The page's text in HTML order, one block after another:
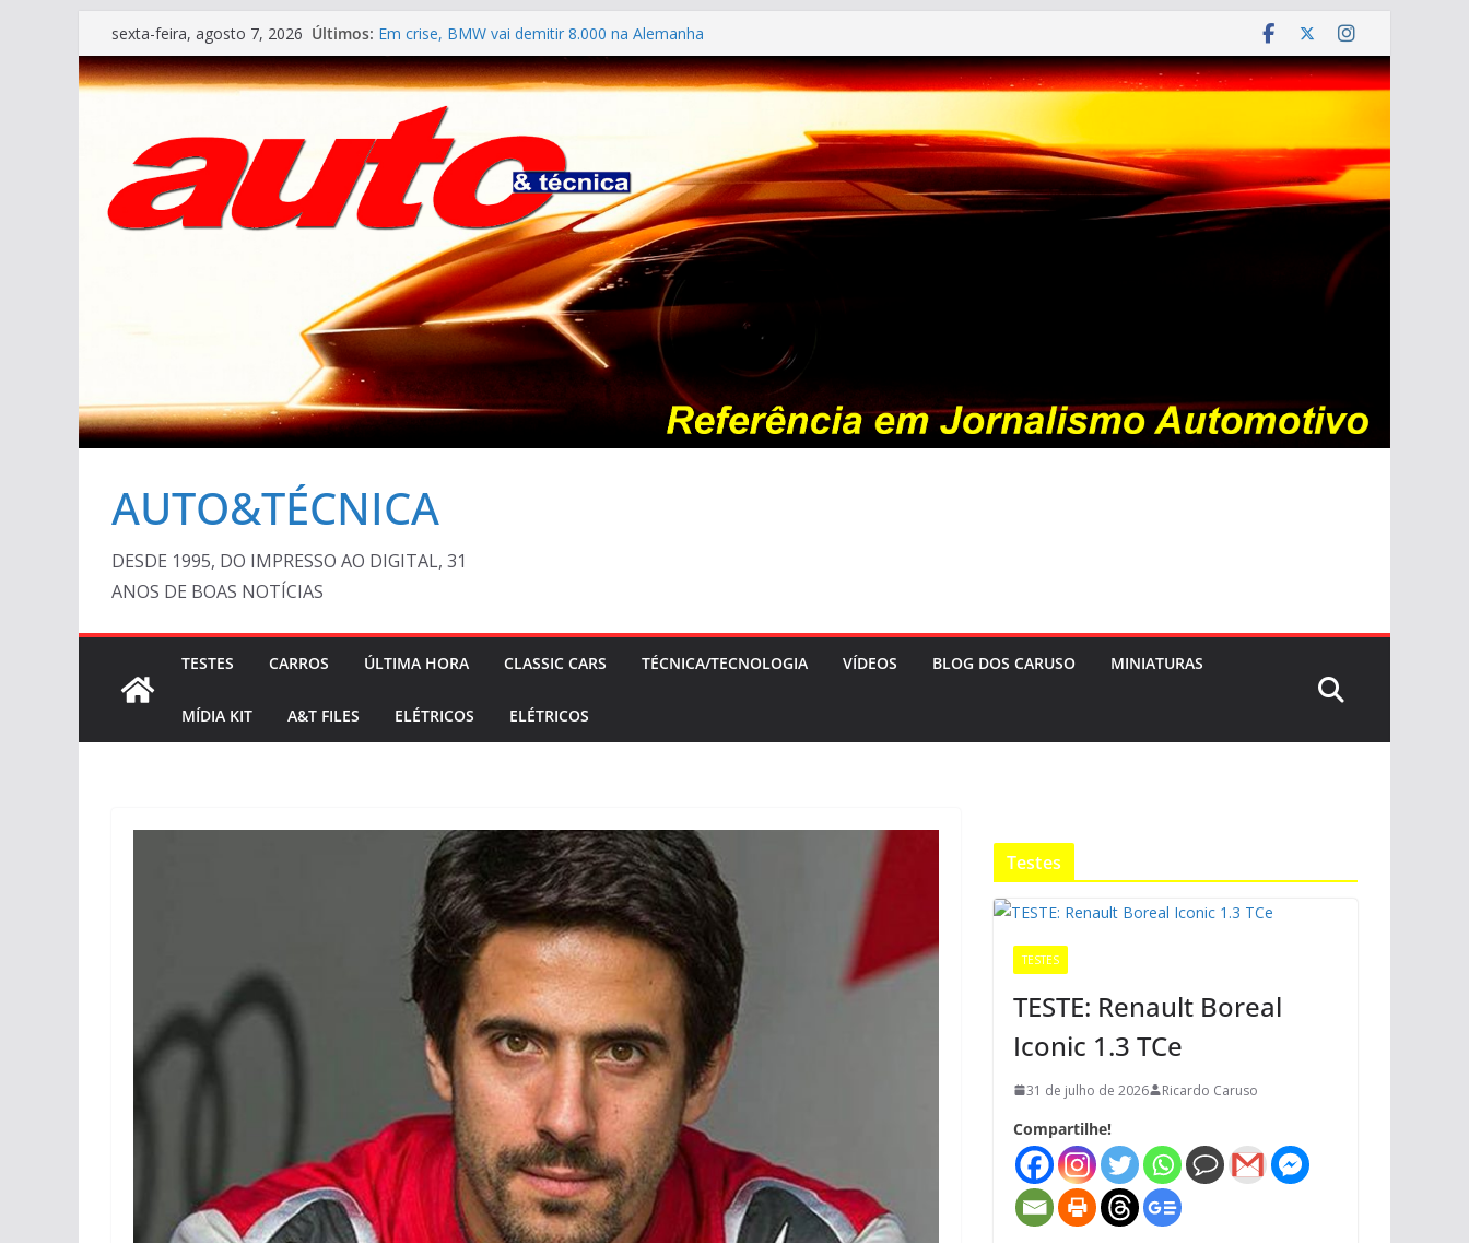
Pular
para
o
sexta-feira, agosto 7, 2026 Últimos: Em crise, BMW vai demitir 8.000 na Alemanha
VÍDEO ESPECIAL: os antigos no “Poços Classic Car 2026”
AUTO&TÉCNICA FILES #139 – Chevrolet Calibra 1993
Cristiano Ronaldo mostra sua garagem
Ferrari Luce 2026: esgotada em dois meses
AUTO&TÉCNICA
DESDE 1995, DO IMPRESSO AO DIGITAL, 31
ANOS DE BOAS NOTÍCIAS
TESTES CARROS ÚLTIMA HORA CLASSIC CARS TÉCNICA/TECNOLOGIA VÍDEOS BLOG DOS CARUSO MINIATURAS
MÍDIA KIT A&T FILES ELÉTRICOS ELÉTRICOS
Testes
TESTES
TESTE: Renault Boreal
Iconic 1.3 TCe
31 de julho de 2026 Ricardo Caruso
Compartilhe!